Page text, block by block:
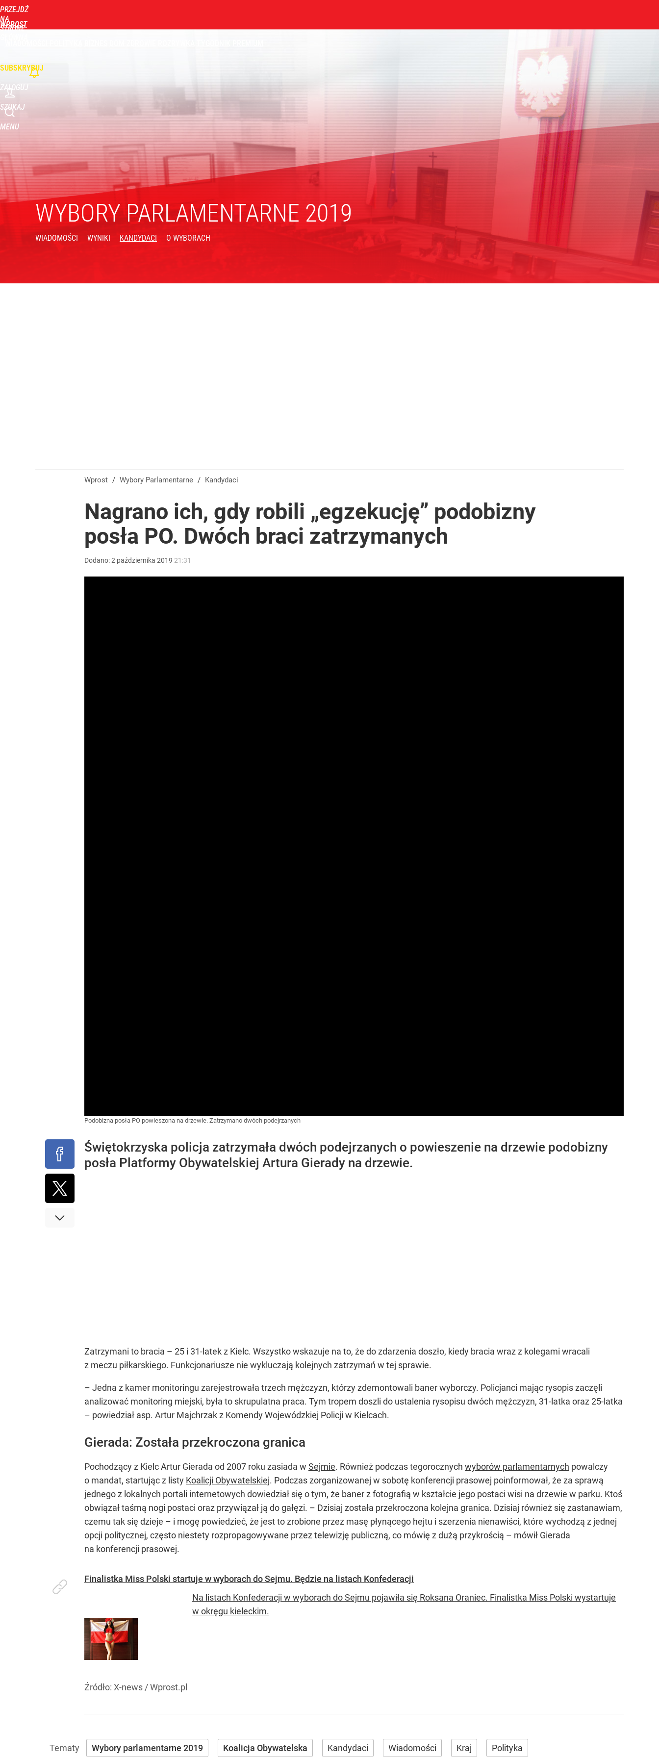
PRZEJDŹ
NA
STRONĘ
WPROST
SUBSKRYBUJ
ZALOGUJ
SZUKAJ
MENU
WYBORY PARLAMENTARNE 2019
WIADOMOŚCI WYNIKI KANDYDACI O WYBORACH
Wprost / Wybory Parlamentarne / Kandydaci
Nagrano ich, gdy robili „egzekucję” podobizny
posła PO. Dwóch braci zatrzymanych
Dodano:2 października 2019 21:31
Podobizna posła PO powieszona na drzewie. Zatrzymano dwóch podejrzanych
Świętokrzyska policja zatrzymała dwóch podejrzanych o powieszenie na drzewie podobizny
posła Platformy Obywatelskiej Artura Gierady na drzewie.
Zatrzymani to bracia – 25 i 31-latek z Kielc. Wszystko wskazuje na to, że do zdarzenia doszło, kiedy bracia wraz z kolegami wracali
z meczu piłkarskiego. Funkcjonariusze nie wykluczają kolejnych zatrzymań w tej sprawie.
– Jedna z kamer monitoringu zarejestrowała trzech mężczyzn, którzy zdemontowali baner wyborczy. Policjanci mając rysopis zaczęli
analizować monitoring miejski, była to skrupulatna praca. Tym tropem doszli do ustalenia rysopisu dwóch mężczyzn, 31-latka oraz 25-latka
– powiedział asp. Artur Majchrzak z Komendy Wojewódzkiej Policji w Kielcach.
Gierada: Została przekroczona granica
Pochodzący z Kielc Artur Gierada od 2007 roku zasiada w Sejmie. Również podczas tegorocznych wyborów parlamentarnych powalczy
o mandat, startując z listy Koalicji Obywatelskiej. Podczas zorganizowanej w sobotę konferencji prasowej poinformował, że za sprawą
jednego z lokalnych portali internetowych dowiedział się o tym, że baner z fotografią w kształcie jego postaci wisi na drzewie w parku. Ktoś
obwiązał taśmą nogi postaci oraz przywiązał ją do gałęzi. – Dzisiaj została przekroczona kolejna granica. Dzisiaj również się zastanawiam,
czemu tak się dzieje – i mogę powiedzieć, że jest to zrobione przez masę płynącego hejtu i szerzenia nienawiści, które wychodzą z jednej
opcji politycznej, często niestety rozpropagowywane przez telewizję publiczną, co mówię z dużą przykrością – mówił Gierada
na konferencji prasowej.
Finalistka Miss Polski startuje w wyborach do Sejmu. Będzie na listach Konfederacji
Na listach Konfederacji w wyborach do Sejmu pojawiła się Roksana Oraniec. Finalistka Miss Polski wystartuje
w okręgu kieleckim.
Źródło: X-news /Wprost.pl
Wybory parlamentarne 2019 Koalicja Obywatelska Kandydaci Wiadomości Kraj Polityka